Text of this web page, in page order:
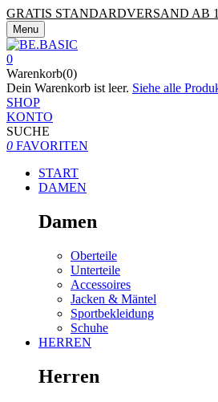
GRATIS STANDARDVERSAND AB
Menu
0
Warenkorb(0)
Dein Warenkorb ist leer. Siehe alle
SHOP
KONTO
SUCHE
0 FAVORITEN
START
DAMEN
Damen
Oberteile
Unterteile
Accessoires
Jacken & Mäntel
Sportbekleidung
Schuhe
HERREN
Herren